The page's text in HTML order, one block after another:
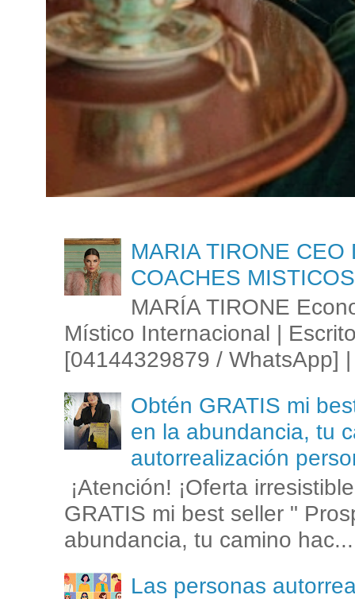
MARIA TIRONE
COACHES
MARÍA TIRONE
Místico Internacional |
[04144329879 / WhatsApp]
Obtén GRATIS mi
en la abundancia, tu
autorrealización
¡Atención! ¡Oferta
GRATIS mi best seller "
abundancia, tu camino hac...
Las personas